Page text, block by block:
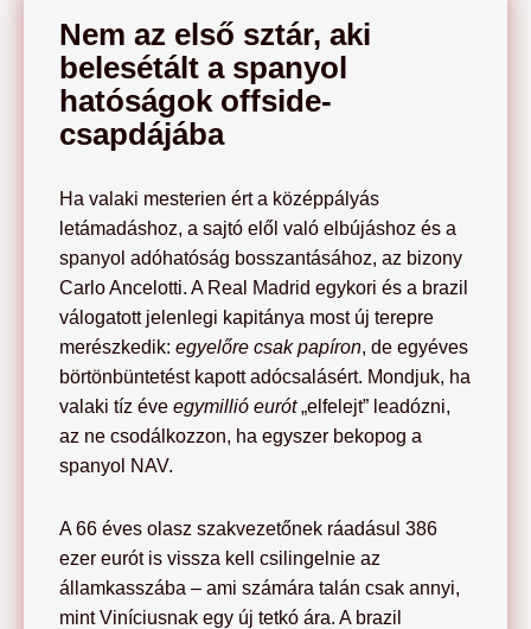
Nem az első sztár, aki
belesétált a spanyol
hatóságok offside-
csapdájába
Ha valaki mesterien ért a középpályás
letámadáshoz, a sajtó elől való elbújáshoz és a
spanyol adóhatóság bosszantásához, az bizony
Carlo Ancelotti. A Real Madrid egykori és a brazil
válogatott jelenlegi kapitánya most új terepre
merészkedik: egyelőre csak papíron, de egyéves
börtönbüntetést kapott adócsalásért. Mondjuk, ha
valaki tíz éve egymillió eurót„elfelejt” leadózni,
az ne csodálkozzon, ha egyszer bekopog a
spanyol NAV.
A 66 éves olasz szakvezetőnek ráadásul 386
ezer eurót is vissza kell csilingelnie az
államkasszába – ami számára talán csak annyi,
mint Viníciusnak egy új tetkó ára. A brazil